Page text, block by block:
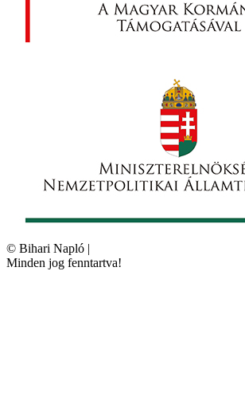
© Bihari Napló |
Minden jog fenntartva!